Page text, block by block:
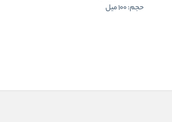
حجم: ۱۰۰ میل